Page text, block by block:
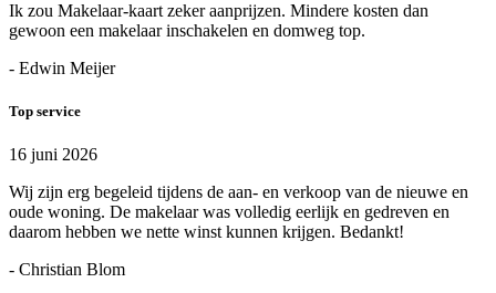
Ik zou Makelaar-kaart zeker aanprijzen. Mindere kosten dan
gewoon een makelaar inschakelen en domweg top.
- Edwin Meijer
Top service
16 juni 2026
Wij zijn erg begeleid tijdens de aan- en verkoop van de nieuwe en
oude woning. De makelaar was volledig eerlijk en gedreven en
daarom hebben we nette winst kunnen krijgen. Bedankt!
- Christian Blom